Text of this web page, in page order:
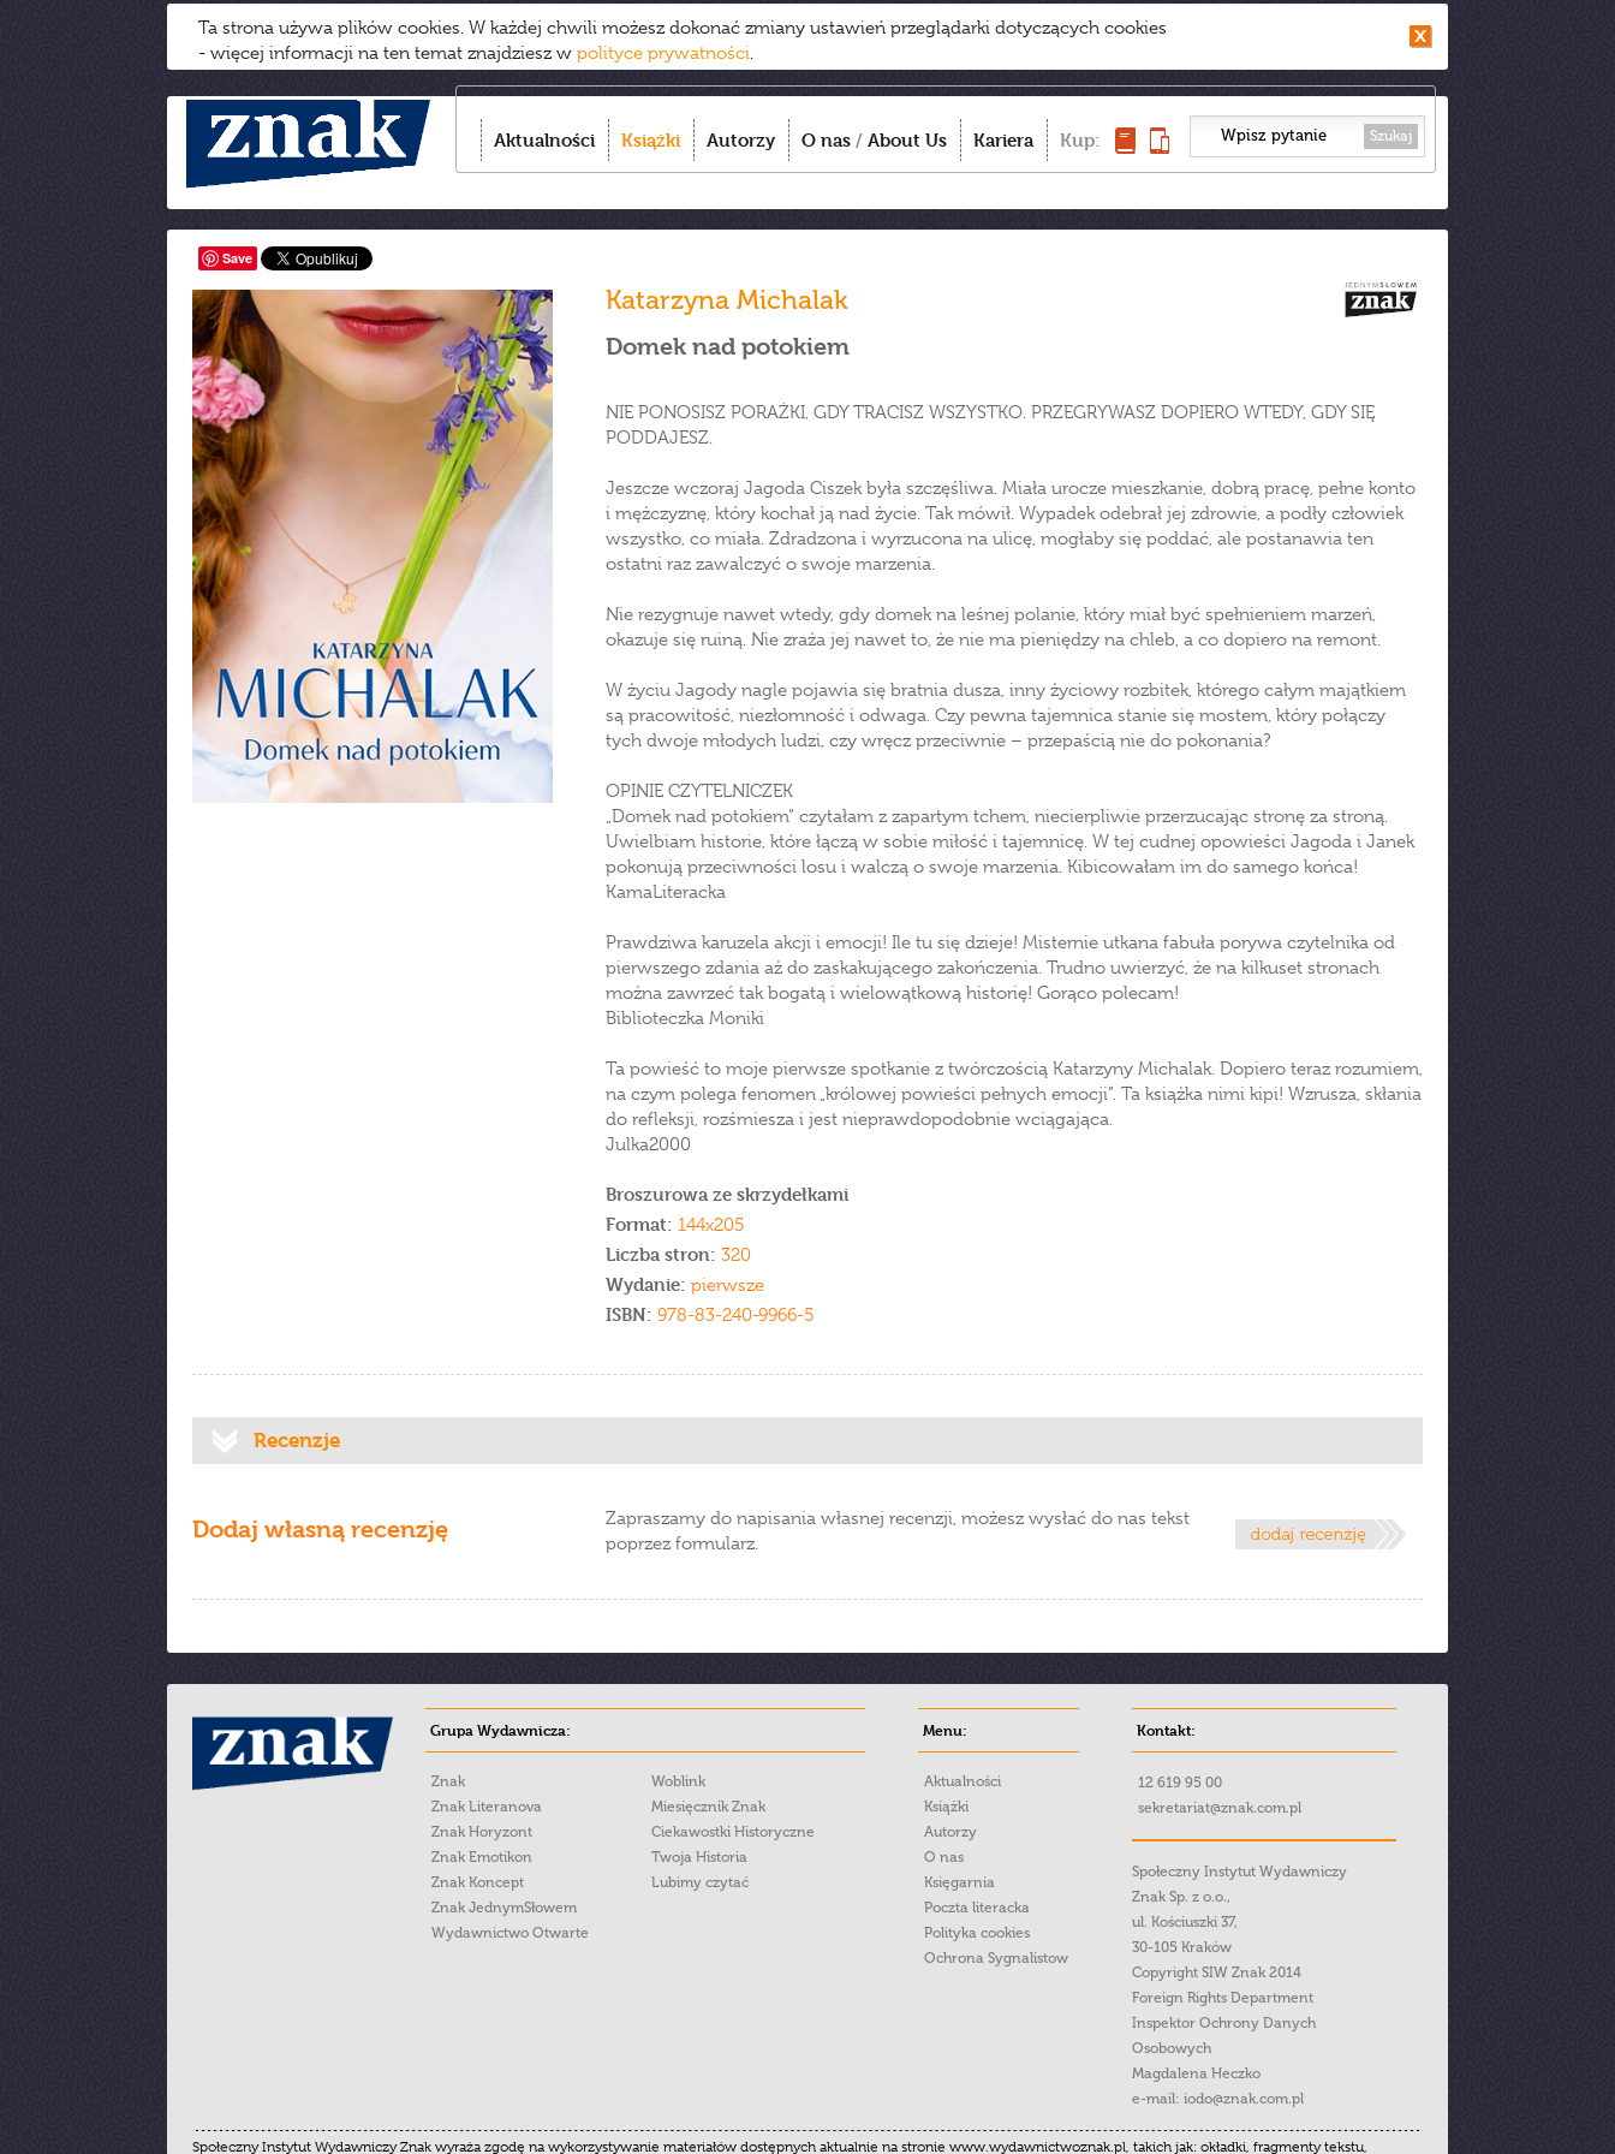
Ta strona używa plików cookies. W każdej chwili możesz dokonać zmiany ustawień przeglądarki dotyczących cookies
- więcej informacji na ten temat znajdziesz w polityce prywatności.
Aktualności Książki Autorzy O nas / About Us Kariera Kup: Szukaj
Save
Katarzyna Michalak
Domek nad potokiem
NIE PONOSISZ PORAŻKI, GDY TRACISZ WSZYSTKO. PRZEGRYWASZ DOPIERO WTEDY, GDY SIĘ
PODDAJESZ.
Jeszcze wczoraj Jagoda Ciszek była szczęśliwa. Miała urocze mieszkanie, dobrą pracę, pełne konto
i mężczyznę, który kochał ją nad życie. Tak mówił. Wypadek odebrał jej zdrowie, a podły człowiek
wszystko, co miała. Zdradzona i wyrzucona na ulicę, mogłaby się poddać, ale postanawia ten
ostatni raz zawalczyć o swoje marzenia.
Nie rezygnuje nawet wtedy, gdy domek na leśnej polanie, który miał być spełnieniem marzeń,
okazuje się ruiną. Nie zraża jej nawet to, że nie ma pieniędzy na chleb, a co dopiero na remont.
W życiu Jagody nagle pojawia się bratnia dusza, inny życiowy rozbitek, którego całym majątkiem
są pracowitość, niezłomność i odwaga. Czy pewna tajemnica stanie się mostem, który połączy
tych dwoje młodych ludzi, czy wręcz przeciwnie – przepaścią nie do pokonania?
OPINIE CZYTELNICZEK
„Domek nad potokiem” czytałam z zapartym tchem, niecierpliwie przerzucając stronę za stroną.
Uwielbiam historie, które łączą w sobie miłość i tajemnicę. W tej cudnej opowieści Jagoda i Janek
pokonują przeciwności losu i walczą o swoje marzenia. Kibicowałam im do samego końca!
KamaLiteracka
Prawdziwa karuzela akcji i emocji! Ile tu się dzieje! Misternie utkana fabuła porywa czytelnika od
pierwszego zdania aż do zaskakującego zakończenia. Trudno uwierzyć, że na kilkuset stronach
można zawrzeć tak bogatą i wielowątkową historię! Gorąco polecam!
Biblioteczka Moniki
Ta powieść to moje pierwsze spotkanie z twórczością Katarzyny Michalak. Dopiero teraz rozumiem,
na czym polega fenomen „królowej powieści pełnych emocji”. Ta książka nimi kipi! Wzrusza, skłania
do refleksji, rozśmiesza i jest nieprawdopodobnie wciągająca.
Julka2000
Broszurowa ze skrzydełkami
Format: 144x205
Liczba stron: 320
Wydanie: pierwsze
ISBN: 978-83-240-9966-5
Recenzje
Dodaj własną recenzję
Zapraszamy do napisania własnej recenzji, możesz wysłać do nas tekst
poprzez formularz.
Grupa Wydawnicza:
Znak
Znak Literanova
Znak Horyzont
Znak Emotikon
Znak Koncept
Znak JednymSłowem
Wydawnictwo Otwarte
Woblink
Miesięcznik Znak
Ciekawostki Historyczne
Twoja Historia
Lubimy czytać
Menu:
Aktualności
Książki
Autorzy
O nas
Księgarnia
Poczta literacka
Polityka cookies
Ochrona Sygnalistow
Kontakt:
12 619 95 00
sekretariat@znak.com.pl
Społeczny Instytut Wydawniczy
Znak Sp. z o.o.,
ul. Kościuszki 37,
30-105 Kraków
Copyright SIW Znak 2014
Foreign Rights Department
Inspektor Ochrony Danych
Osobowych
Magdalena Heczko
e-mail: iodo@znak.com.pl
Społeczny Instytut Wydawniczy Znak wyraża zgodę na wykorzystywanie materiałów dostępnych aktualnie na stronie www.wydawnictwoznak.pl, takich jak: okładki, fragmenty tekstu,